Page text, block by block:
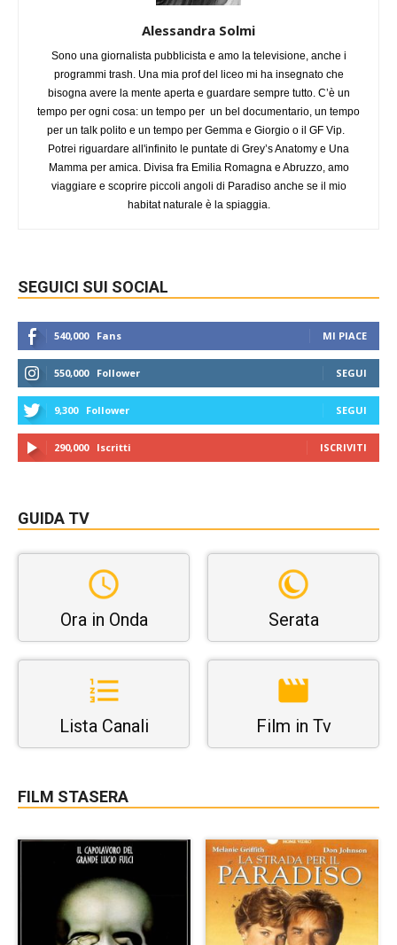
Alessandra Solmi
Sono una giornalista pubblicista e amo la televisione, anche i
programmi trash. Una mia prof del liceo mi ha insegnato che
bisogna avere la mente aperta e guardare sempre tutto. C’è un
tempo per ogni cosa: un tempo per un bel documentario, un tempo
per un talk polito e un tempo per Gemma e Giorgio o il GF Vip.
Potrei riguardare all'infinito le puntate di Grey’s Anatomy e Una
Mamma per amica. Divisa fra Emilia Romagna e Abruzzo, amo
viaggiare e scoprire piccoli angoli di Paradiso anche se il mio
habitat naturale è la spiaggia.
SEGUICI SUI SOCIAL
540,000 Fans MI PIACE
550,000 Follower SEGUI
9,300 Follower SEGUI
290,000 Iscritti ISCRIVITI
GUIDA TV
Ora in Onda Serata
Lista Canali Film in Tv
FILM STASERA